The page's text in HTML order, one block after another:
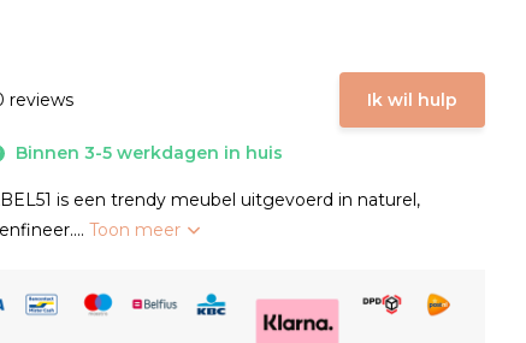
reviews Ik wil hulp
Binnen 3-5 werkdagen in huis
is een trendy meubel uitgevoerd in naturel,
Toon meer